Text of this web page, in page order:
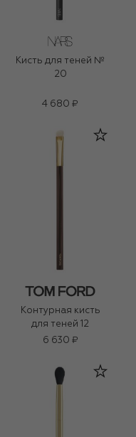
Кисть для теней №
20
4 680 ₽
Контурная кисть
для теней 12
6 630 ₽